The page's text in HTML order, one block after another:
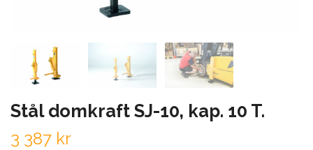
Stål domkraft SJ-10, kap. 10 T.
3 387 kr